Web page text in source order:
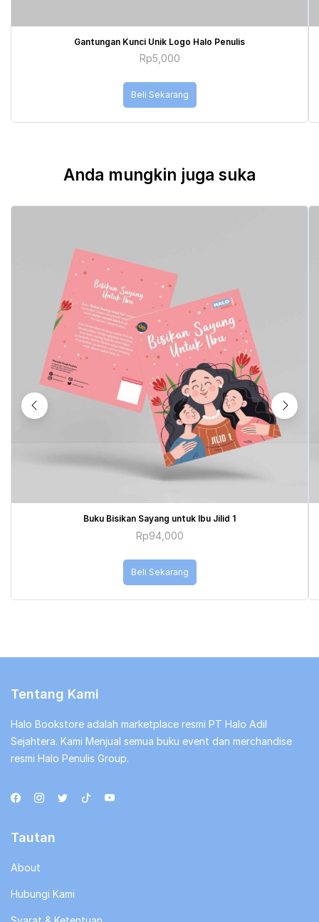
Gantungan Kunci Unik Logo Halo Penulis
Rp5,000
Beli Sekarang
Anda mungkin juga suka
Buku Bisikan Sayang untuk Ibu Jilid 1
Rp94,000
Beli Sekarang
Tentang Kami
Halo Bookstore adalah marketplace resmi PT Halo Adil
Sejahtera. Kami Menjual semua buku event dan merchandise
resmi Halo Penulis Group.
Tautan
About
Hubungi Kami